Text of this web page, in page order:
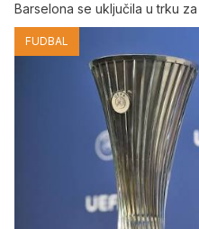
Barselona se uključila u trku
FUDBAL